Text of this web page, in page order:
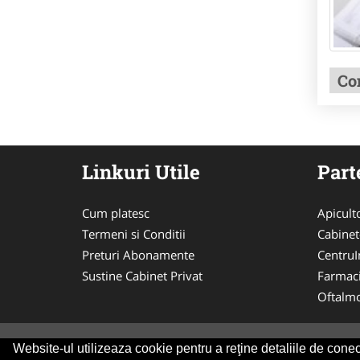
Website-ul utilizeaza cookie pentru a reţine detaliile de
Linkuri Utile
Cum platesc
Termeni si Conditii
Preturi Abonamente
Sustine Cabinet Privat
© 2014-2026 Powered byVilonMedia& Tokaido